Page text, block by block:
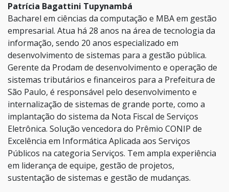
Patrícia Bagattini Tupynambá
Bacharel em ciências da computação e MBA em gestão
empresarial. Atua há 28 anos na área de tecnologia da
informação, sendo 20 anos especializado em
desenvolvimento de sistemas para a gestão pública.
Gerente da Prodam de desenvolvimento e operação de
sistemas tributários e financeiros para a Prefeitura de
São Paulo, é responsável pelo desenvolvimento e
internalização de sistemas de grande porte, como a
implantação do sistema da Nota Fiscal de Serviços
Eletrônica. Solução vencedora do Prêmio CONIP de
Excelência em Informática Aplicada aos Serviços
Públicos na categoria Serviços. Tem ampla experiência
em liderança de equipe, gestão de projetos,
sustentação de sistemas e gestão de mudanças.